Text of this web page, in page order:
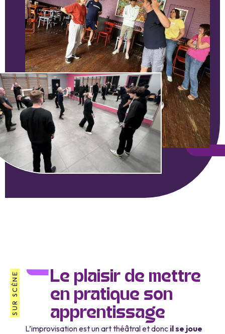
SUR SCÈNE
Le plaisir de mettre
en pratique son
apprentissage
L’improvisation est un art théâtral et donc il se joue